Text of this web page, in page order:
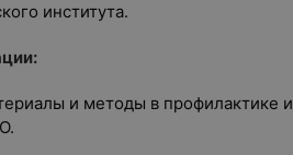
института.
и методы в профилактике и